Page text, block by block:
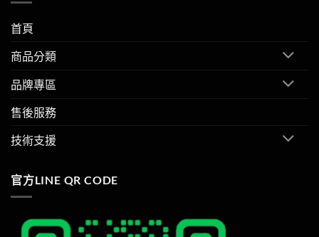
首頁
商品分類
品牌專區
售後服務
技術支援
官方LINE QR CODE